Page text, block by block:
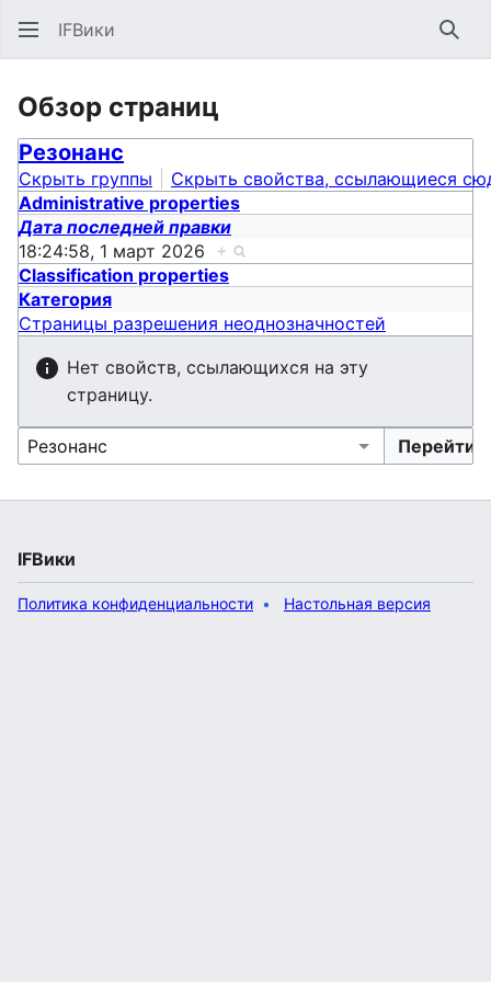
IFВики
Обзор страниц
Резонанс
Скрыть группы
Скрыть свойства, ссылающиеся
Administrative properties
Дата последней правки
18:24:58, 1 март 2026 +
Classification properties
Категория
Страницы разрешения неоднозначностей
Нет свойств, ссылающихся на эту
страницу.
IFВики
Политика конфиденциальности Настольная версия